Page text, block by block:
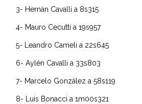
3- Hernán Cavalli a 8s315
4- Mauro Cecutti a 19s957
5- Leandro Cameli a 22s645
6- Aylén Cavalli a 33s803
7- Marcelo González a 58s119
8- Luis Bonacci a 1m00s321